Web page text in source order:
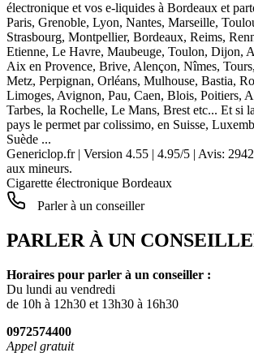
électronique et vos e-liquides à Bordeaux et
Paris, Grenoble, Lyon, Nantes, Marseille,
Strasbourg, Montpellier, Bordeaux, Reims,
Etienne, Le Havre, Maubeuge, Toulon, Dijon,
Aix en Provence, Brive, Alençon, Nîmes,
Metz, Perpignan, Orléans, Mulhouse, Bastia,
Limoges, Avignon, Pau, Caen, Blois, Poitiers,
Tarbes, la Rochelle, Le Mans, Brest etc... Et si
pays le permet par colissimo, en Suisse,
Suède ...
Genericlop.fr| Version 4.55 | 4.95/5 | Avis:
aux mineurs.
Cigarette électronique Bordeaux
Parler à un conseiller
PARLER À UN
Horaires pour parler à un conseiller :
Du lundi au vendredi
de 10h à 12h30 et 13h30 à 16h30
0972574400
Appel gratuit